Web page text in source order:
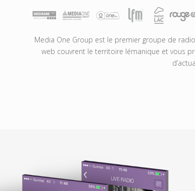
Media One Group est le premier groupe de
web couvrent le territoire lémanique et vous